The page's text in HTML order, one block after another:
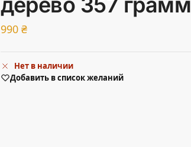
990₴
Нет в наличии
Добавить в список желаний